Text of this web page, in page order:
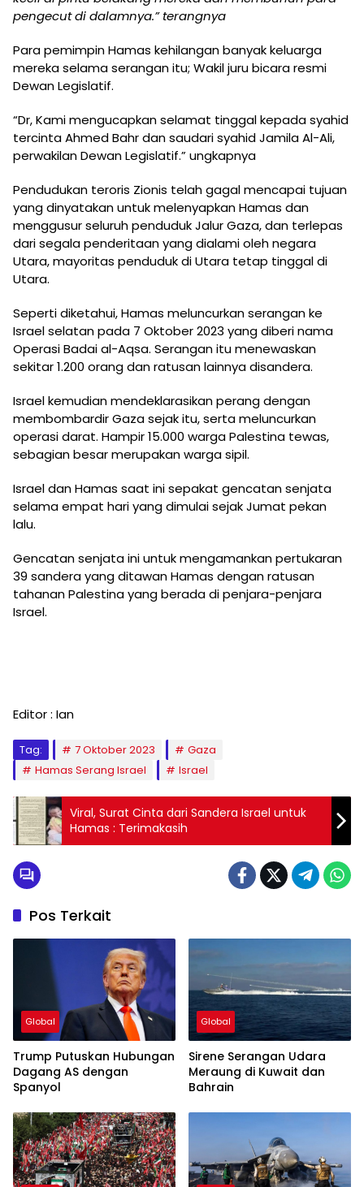
pengecut di dalamnya.” terangnya
Para pemimpin Hamas kehilangan banyak keluarga
mereka selama serangan itu; Wakil juru bicara resmi
Dewan Legislatif.
“Dr, Kami mengucapkan selamat tinggal kepada syahid
tercinta Ahmed Bahr dan saudari syahid Jamila Al-Ali,
perwakilan Dewan Legislatif.” ungkapnya
Pendudukan teroris Zionis telah gagal mencapai tujuan
yang dinyatakan untuk melenyapkan Hamas dan
menggusur seluruh penduduk Jalur Gaza, dan terlepas
dari segala penderitaan yang dialami oleh negara
Utara, mayoritas penduduk di Utara tetap tinggal di
Utara.
Seperti diketahui, Hamas meluncurkan serangan ke
Israel selatan pada 7 Oktober 2023 yang diberi nama
Operasi Badai al-Aqsa. Serangan itu menewaskan
sekitar 1.200 orang dan ratusan lainnya disandera.
Israel kemudian mendeklarasikan perang dengan
membombardir Gaza sejak itu, serta meluncurkan
operasi darat. Hampir 15.000 warga Palestina tewas,
sebagian besar merupakan warga sipil.
Israel dan Hamas saat ini sepakat gencatan senjata
selama empat hari yang dimulai sejak Jumat pekan
lalu.
Gencatan senjata ini untuk mengamankan pertukaran
39 sandera yang ditawan Hamas dengan ratusan
tahanan Palestina yang berada di penjara-penjara
Israel.
Editor : Ian
Tag: 7 Oktober 2023
Gaza
Hamas Serang Israel
Israel
Viral, Surat Cinta dari Sandera Israel untuk
Hamas : Terimakasih
Pos Terkait
Global
Trump Putuskan Hubungan
Dagang AS dengan
Spanyol
Global
Sirene Serangan Udara
Meraung di Kuwait dan
Bahrain